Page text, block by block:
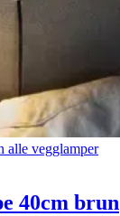
alle vegglamper
40cm brun